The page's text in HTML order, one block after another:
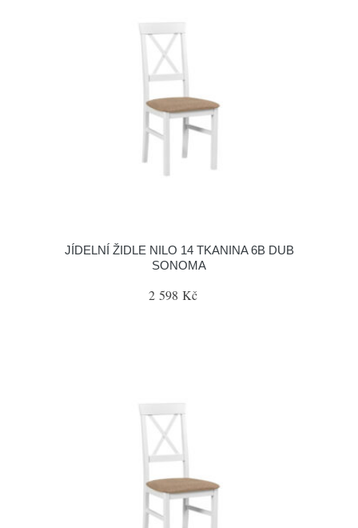
JÍDELNÍ ŽIDLE NILO 14 TKANINA 6B DUB
SONOMA
2 598 Kč